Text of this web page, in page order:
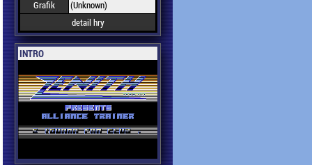
Grafik
(Unknown)
detail hry
INTRO